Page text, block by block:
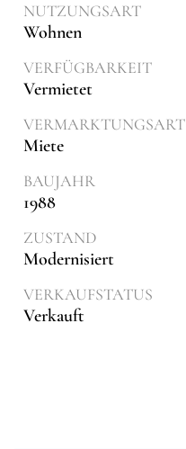
NUTZUNGSART
Wohnen
VERFÜGBARKEIT
Vermietet
VERMARKTUNGSART
Miete
BAUJAHR
1988
ZUSTAND
Modernisiert
VERKAUFSTATUS
Verkauft